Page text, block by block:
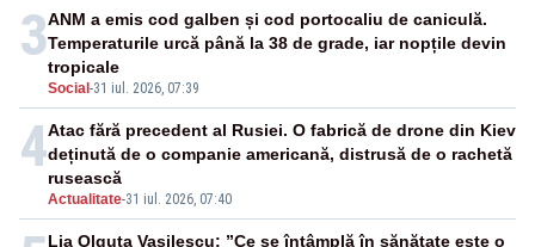
3
Social -31 iul. 2026, 07:39
ANM a emis cod galben și cod portocaliu de caniculă.
Temperaturile urcă până la 38 de grade, iar nopțile devin
tropicale
4
Actualitate-31 iul. 2026, 07:40
Atac fără precedent al Rusiei. O fabrică de drone din Kiev
deținută de o companie americană, distrusă de o rachetă
rusească
Lia Olguța Vasilescu: ”Ce se întâmplă în sănătate este o